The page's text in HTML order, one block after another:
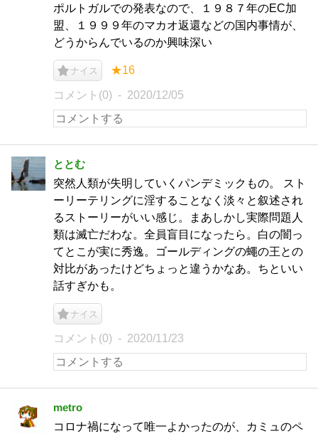
ポルトガルでの発表なので、１９８７年のEC加
盟、１９９９年のマカオ返還などの国内事情が、
どうからんでいるのか興味深い
ナイス ★16
コメント(0) 2020/12/05
ととむ
突然人類が失明していくパンデミックもの。 スト
ーリーテリングに淫することなく淡々と叙述され
るストーリーがいい感じ。まあしかし実際問題人
類は滅亡だわな。全員盲目になったら。白の闇っ
てとこが実に秀逸。ゴールディングの蠅の王との
対比があったけどちょっと違うかなあ。ちといい
話すぎかも。
ナイス
コメント(0) 2020/11/23
metro
コロナ禍になって唯一よかったのが、カミュのペ